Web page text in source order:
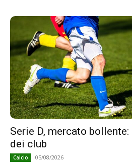
Serie D, mercato
dei club
Calcio 05/08/2026